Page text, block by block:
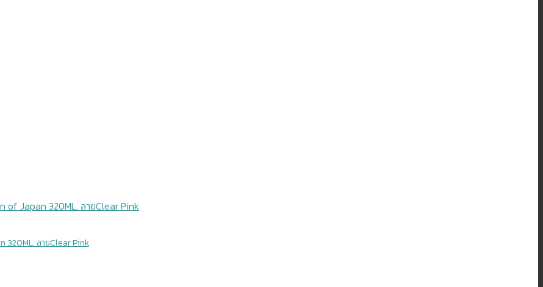
320ML. ลายClear Pink